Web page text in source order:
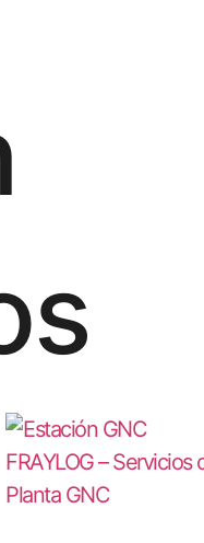
FRAYLOG – Servicios
Planta GNC